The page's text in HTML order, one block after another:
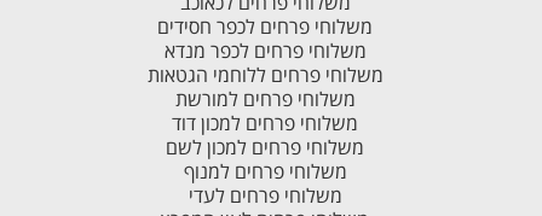
משלוחי פרחים לכפר חסידים
משלוחי פרחים לכפר מנדא
משלוחי פרחים ללוחמי הגטאות
משלוחי פרחים למורשת
משלוחי פרחים למכון דוד
משלוחי פרחים למכון לשם
משלוחי פרחים למנוף
משלוחי פרחים לעדי